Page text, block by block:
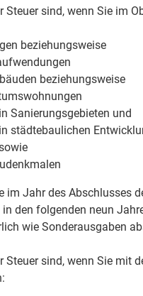
Steuer sind, wenn Sie im
beziehungsweise
beziehungsweise
in Sanierungsgebieten und
in städtebaulichen
im Jahr des Abschlusses
den folgenden neun
wie Sonderausgaben
Steuer sind, wenn Sie mit